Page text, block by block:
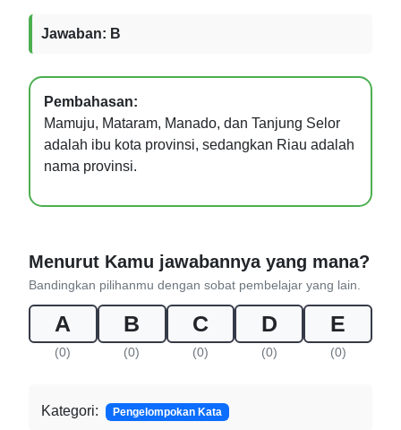
Jawaban: B
Pembahasan:
Mamuju, Mataram, Manado, dan Tanjung Selor
adalah ibu kota provinsi, sedangkan Riau adalah
nama provinsi.
Menurut Kamu jawabannya yang mana?
Bandingkan pilihanmu dengan sobat pembelajar yang lain.
A
(0)
B
(0)
C
(0)
D
(0)
E
(0)
Kategori: Pengelompokan Kata